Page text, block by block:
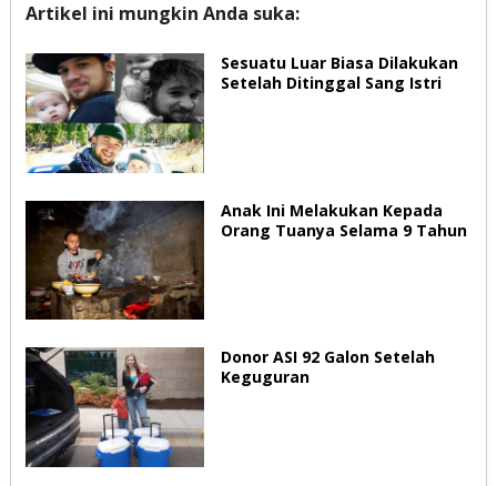
Artikel ini mungkin Anda suka:
Sesuatu Luar Biasa Dilakukan
Setelah Ditinggal Sang Istri
Anak Ini Melakukan Kepada
Orang Tuanya Selama 9 Tahun
Donor ASI 92 Galon Setelah
Keguguran